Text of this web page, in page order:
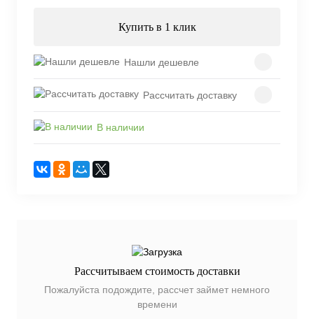
Купить в 1 клик
Нашли дешевле
Рассчитать доставку
В наличии
Рассчитываем стоимость доставки
Пожалуйста подождите, рассчет займет немного
времени